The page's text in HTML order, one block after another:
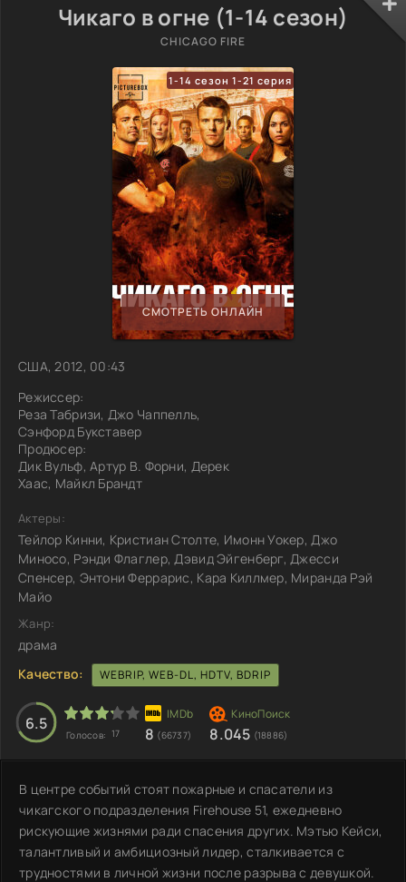
Чикаго в огне (1-14 сезон)
CHICAGO FIRE
1-14 сезон 1-21 серия
СМОТРЕТЬ ОНЛАЙН
США, 2012, 00:43
Режиссер:
Реза Табризи, Джо Чаппелль,
Сэнфорд Букставер
Продюсер:
Дик Вульф, Артур В. Форни, Дерек
Хаас, Майкл Брандт
Актеры:
Тейлор Кинни, Кристиан Столте, Имонн Уокер, Джо
Миносо, Рэнди Флаглер, Дэвид Эйгенберг, Джесси
Спенсер, Энтони Феррарис, Кара Киллмер, Миранда Рэй
Майо
Жанр:
драма
Качество:
WEBRIP, WEB-DL, HDTV, BDRIP
6.5
Голосов: 17 8 (66737) 8.045 (18886)
В центре событий стоят пожарные и спасатели из
чикагского подразделения Firehouse 51, ежедневно
рискующие жизнями ради спасения других. Мэтью Кейси,
талантливый и амбициозный лидер, сталкивается с
трудностями в личной жизни после разрыва с девушкой.